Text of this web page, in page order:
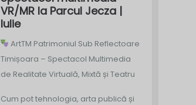
VR/MR la Parcul Jecza |
Iulie
ArtTM Patrimoniul Sub Reflectoare
Timișoara – Spectacol Multimedia
de Realitate Virtuală, Mixtă și Teatru
Cum pot tehnologia, arta publică și